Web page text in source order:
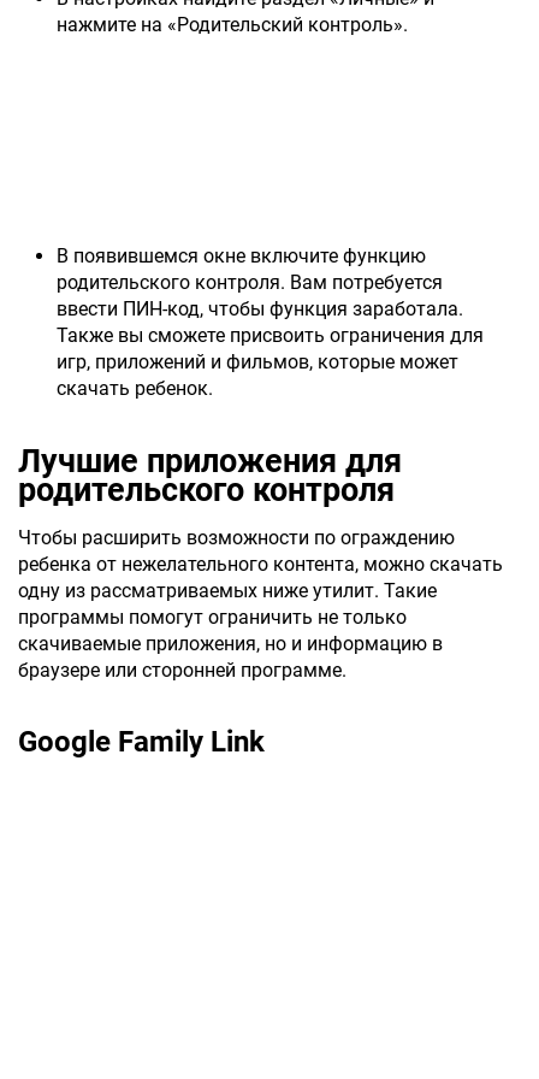
нажмите на «Родительский контроль».
В появившемся окне включите функцию
родительского контроля. Вам потребуется
ввести ПИН-код, чтобы функция заработала.
Также вы сможете присвоить ограничения для
игр, приложений и фильмов, которые может
скачать ребенок.
Лучшие приложения для
родительского контроля
Чтобы расширить возможности по ограждению
ребенка от нежелательного контента, можно скачать
одну из рассматриваемых ниже утилит. Такие
программы помогут ограничить не только
скачиваемые приложения, но и информацию в
браузере или сторонней программе.
Google Family Link